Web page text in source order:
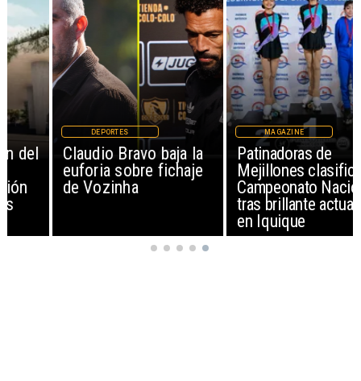
Claudio Bravo baja la
euforia sobre fichaje
de Vozinha
Patinadoras de
Mejillones clasifican al
Campeonato Nacional
tras brillante actuación
en Iquique
MAGAZINE